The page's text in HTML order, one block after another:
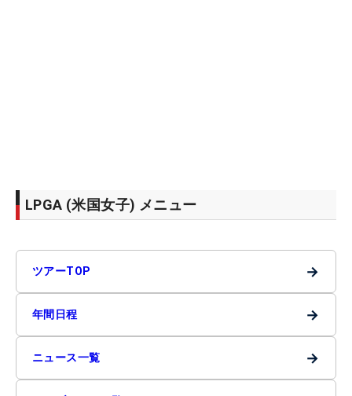
LPGA (米国女子) メニュー
ツアーTOP →
年間日程 →
ニュース一覧 →